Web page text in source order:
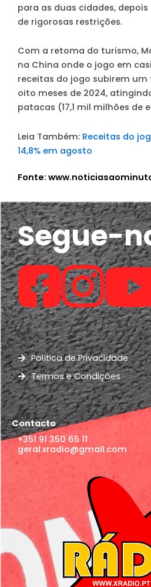
para as duas cidades,
de rigorosas restrições.
Com a retoma do turismo,
na China onde o jogo em
receitas do jogo subirem
oito meses de 2024,
patacas (17,1 mil milhões de
Leia Também: Receitas do
14,8% em agosto
Fonte:
Segue-
Política de Privacidade
Termos e Condições
Contacto
+351 91 350 65 11
geral.xradio@gmail.com